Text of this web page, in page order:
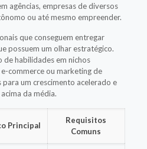
agências, empresas de diversos
ou até mesmo empreender.
que conseguem entregar
possuem um olhar estratégico.
habilidades em nichos
commerce ou marketing de
um crescimento acelerado e
da média.
Principal
Requisitos
Comuns